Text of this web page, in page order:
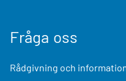
Fråga oss
Rådgivning och